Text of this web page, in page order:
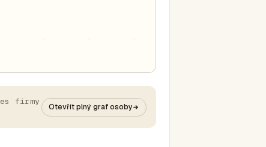
firmy
Otevřít plný graf osoby